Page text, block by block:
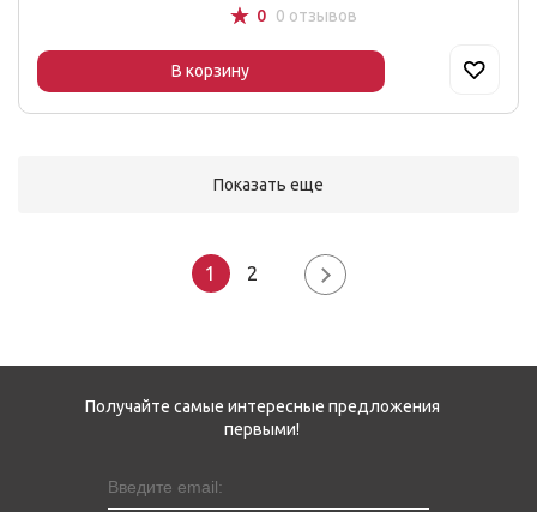
☆ 0 0 отзывов
В корзину
Показать еще
1 2
Получайте самые интересные предложения
первыми!